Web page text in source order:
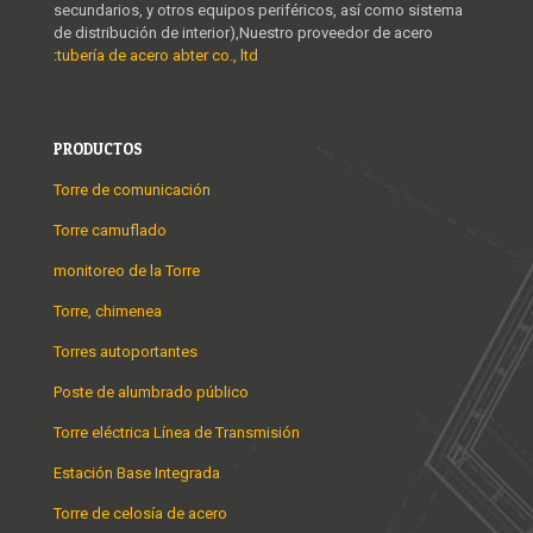
secundarios, y otros equipos periféricos, así como sistema
de distribución de interior),Nuestro proveedor de acero
:tubería de acero abter co., ltd
PRODUCTOS
Torre de comunicación
Torre camuflado
monitoreo de la Torre
Torre, chimenea
Torres autoportantes
Poste de alumbrado público
Torre eléctrica Línea de Transmisión
Estación Base Integrada
Torre de celosía de acero